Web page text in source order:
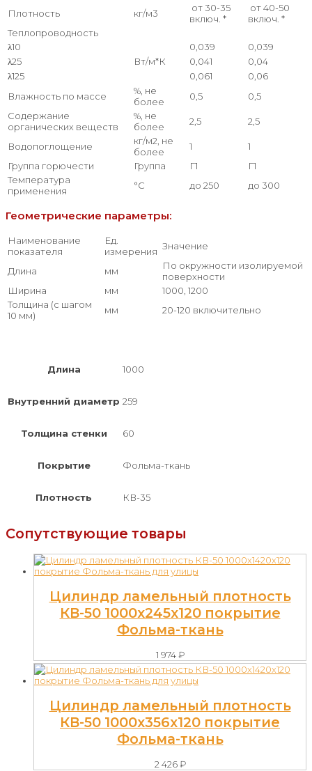
Плотность кг/м3
от 30-35
включ. *
от 40-50
включ. *
Теплопроводность
λ10
Вт/м*К
0,039
0,039
λ25
0,041
0,04
λ125
0,061
0,06
Влажность по массе
%, не
более
0,5
0,5
Содержание
органических веществ
%, не
более
2,5 2,5
Водопоглощение
кг/м2, не
более
1
1
Группа горючести
Группа Г1
Г1
Температура
применения
°С до 250 до 300
Геометрические параметры:
Наименование
показателя
Ед.
измерения Значение
Длина мм
По окружности изолируемой
поверхности
Ширина
мм
1000, 1200
Толщина (с шагом
10 мм)
мм 20-120 включительно
Длина 1000
Внутренний диаметр 259
Толщина стенки 60
Покрытие Фольма-ткань
Плотность КВ-35
Сопутствующие товары
Цилиндр ламельный плотность
КВ-50 1000х245х120 покрытие
Фольма-ткань
1 974₽
Цилиндр ламельный плотность
КВ-50 1000х356х120 покрытие
Фольма-ткань
2 426₽